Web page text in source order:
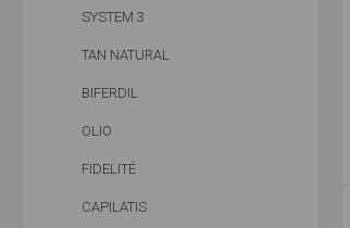
SYSTEM 3
TAN NATURAL
BIFERDIL
OLIO
FIDELITÉ
CAPILATIS